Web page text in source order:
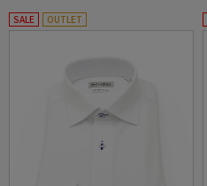
SALE OUTLET